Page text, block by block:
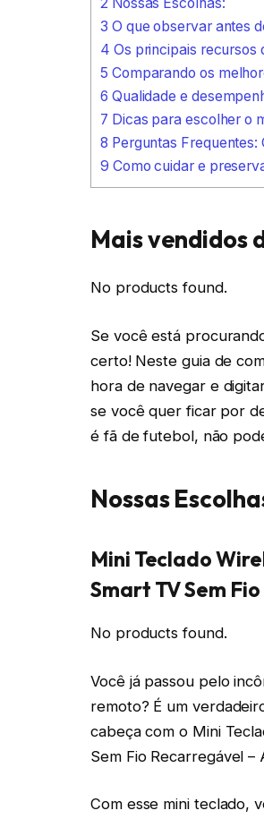
3 O que observar antes
4 Os principais recursos
5 Comparando os
6 Qualidade e
7 Dicas para escolher o
8 Perguntas
9 Como cuidar e
Mais vendidos
No products found.
Se você está
certo! Neste guia de
hora de navegar e
se você quer ficar por
é fã de futebol, não
Nossas
Mini Teclado
Smart TV Sem
No products found.
Você já passou pelo
remoto? É um
cabeça com o Mini
Sem Fio Recarregável –
Com esse mini teclado,